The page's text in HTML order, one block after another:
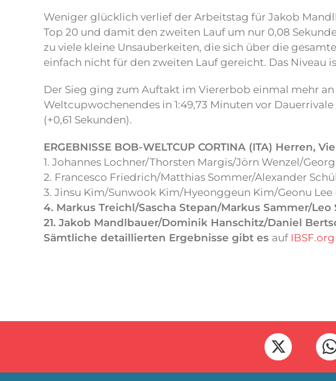
Weniger glücklich verlief der Arbeitstag für Jakob
Top 20 und damit den zweiten Lauf um nur 0,08
zu viele kleine Unsauberkeiten, die sich über die
einfach nicht für den zweiten Lauf gereicht. Das Niveau
Der Sieg ging zum Auftakt im Viererbob einmal mehr
Weltcupwochenendes in 1:49,73 Minuten vor
(+0,61 Sekunden).
ERGEBNISSE BOB-WELTCUP CORTINA (ITA) Herren,
1. Johannes Lochner/Thorsten Margis/Jörn Wenzel/
2. Francesco Friedrich/Matthias Sommer/Alexander
3. Jinsu Kim/Sunwook Kim/Hyeonggeun Kim/Geonu Lee
4. Markus Treichl/Sascha Stepan/Markus Sammer/Leo
21. Jakob Mandlbauer/Dominik Hanschitz/Daniel
Sämtliche detaillierten Ergebnisse gibt es auf IBSF.org